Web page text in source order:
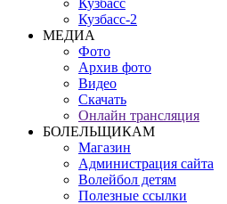
Кузбасс
Кузбасс-2
МЕДИА
Фото
Архив фото
Видео
Скачать
Онлайн трансляция
БОЛЕЛЬЩИКАМ
Магазин
Администрация сайта
Волейбол детям
Полезные ссылки